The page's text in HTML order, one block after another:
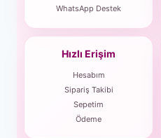
WhatsApp Destek
Hızlı Erişim
Hesabım
Sipariş Takibi
Sepetim
Ödeme